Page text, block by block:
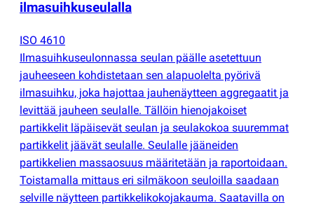
ilmasuihkuseulalla
ISO 4610
Ilmasuihkuseulonnassa seulan päälle asetettuun
jauheeseen kohdistetaan sen alapuolelta pyörivä
ilmasuihku, joka hajottaa jauhenäytteen aggregaatit ja
levittää jauheen seulalle. Tällöin hienojakoiset
partikkelit läpäisevät seulan ja seulakokoa suuremmat
partikkelit jäävät seulalle. Seulalle jääneiden
partikkelien massaosuus määritetään ja raportoidaan.
Toistamalla mittaus eri silmäkoon seuloilla saadaan
selville näytteen partikkelikokojakauma. Saatavilla on